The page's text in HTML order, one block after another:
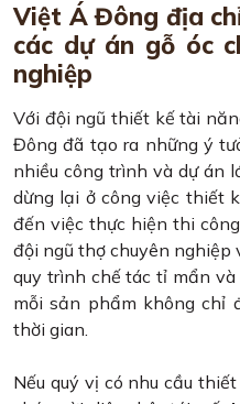
Việt Á Đông địa
các dự án gỗ óc
nghiệp
Với đội ngũ thiết kế tài
Đông đã tạo ra những ý
nhiều công trình và dự án
dừng lại ở công việc thiết
đến việc thực hiện thi
đội ngũ thợ chuyên nghiệp
quy trình chế tác tỉ mẩn
mỗi sản phẩm không chỉ
thời gian.
Nếu quý vị có nhu cầu